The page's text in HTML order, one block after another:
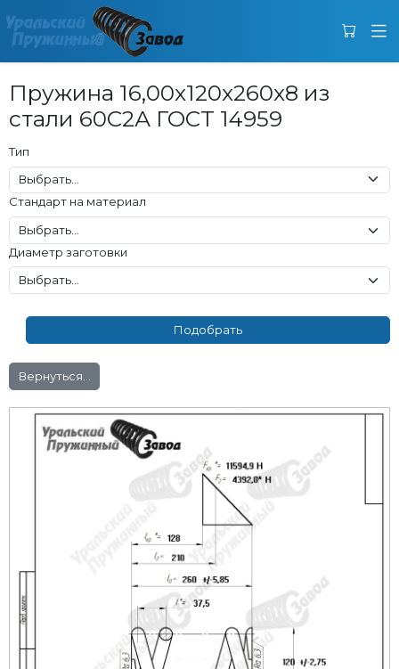
Пружина 16,00x120x260x8 из
стали 60С2А ГОСТ 14959
Тип
Стандарт на материал
Диаметр заготовки
Вернуться...